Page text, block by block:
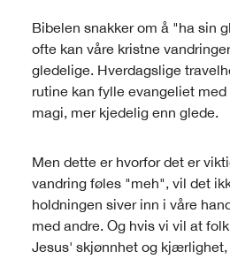
Bibelen snakker om å "ha sin
ofte kan våre kristne
gledelige. Hverdagslige
rutine kan fylle evangeliet
magi, mer kjedelig enn glede.
Men dette er hvorfor det er
vandring føles "meh", vil det
holdningen siver inn i våre
med andre. Og hvis vi vil at
Jesus' skjønnhet og kjærlighet,